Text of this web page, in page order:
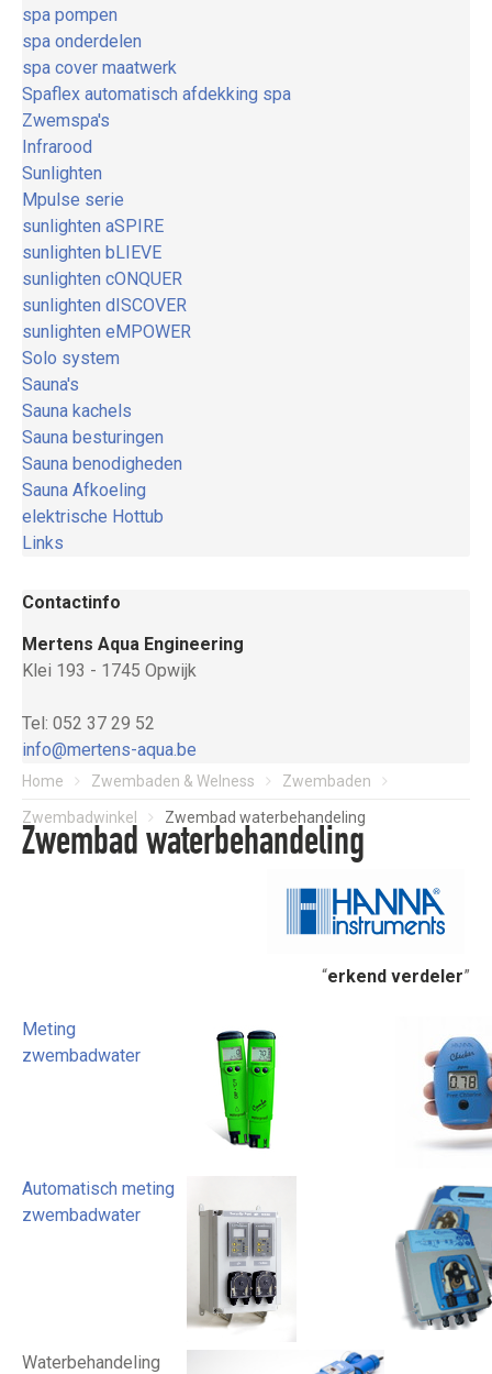
spa pompen
spa onderdelen
spa cover maatwerk
Spaflex automatisch afdekking spa
Zwemspa's
Infrarood
Sunlighten
Mpulse serie
sunlighten aSPIRE
sunlighten bLIEVE
sunlighten cONQUER
sunlighten dISCOVER
sunlighten eMPOWER
Solo system
Sauna's
Sauna kachels
Sauna besturingen
Sauna benodigheden
Sauna Afkoeling
elektrische Hottub
Links
Contactinfo
Mertens Aqua Engineering
Klei 193 - 1745 Opwijk
Tel: 052 37 29 52
info@mertens-aqua.be
Home Zwembaden & Welness Zwembaden
Zwembadwinkel Zwembad waterbehandeling
Zwembad waterbehandeling
“erkend verdeler”
Meting
zwembadwater
Automatisch meting
zwembadwater
Waterbehandeling